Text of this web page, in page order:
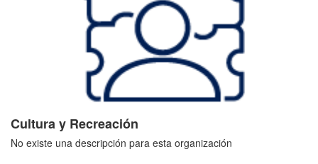
Cultura y Recreación
No existe una descripción para esta organización